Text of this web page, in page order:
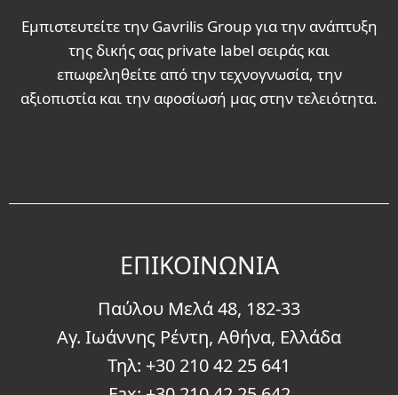
Εμπιστευτείτε την Gavrilis Group για την ανάπτυξη
της δικής σας private label σειράς και
επωφεληθείτε από την τεχνογνωσία, την
αξιοπιστία και την αφοσίωσή μας στην τελειότητα.
EΠΙΚΟΙΝΩΝΙΑ
Παύλου Μελά 48, 182-33
Αγ. Ιωάννης Ρέντη, Αθήνα, Ελλάδα
Τηλ: +30 210 42 25 641